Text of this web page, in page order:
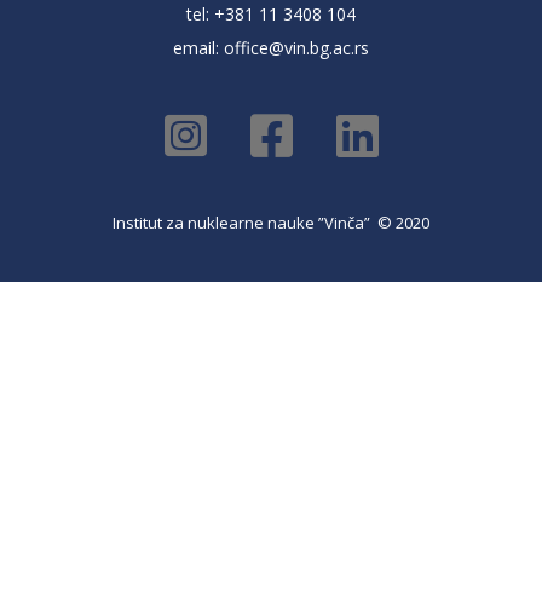
tel: +381 11 3408 104
email: office@vin.bg.ac.rs
Institut za nuklearne nauke ”Vinča” © 2020